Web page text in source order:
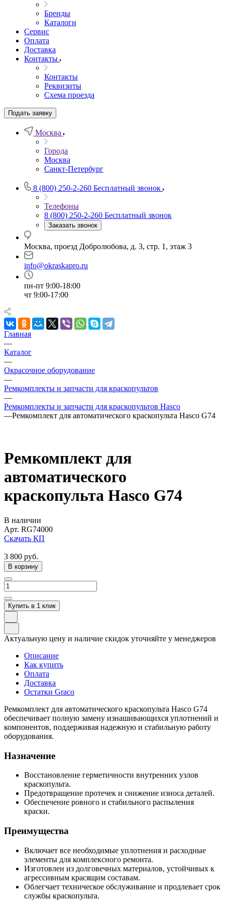
Бренды
Каталоги
Сервис
Оплата
Доставка
Контакты
Контакты
Реквизиты
Схема проезда
Подать заявку
Москва
Города
Москва
Санкт-Петербург
8 (800) 250-2-260 Бесплатный звонок
Телефоны
8 (800) 250-2-260 Бесплатный звонок
Заказать звонок
Москва, проезд Добролюбова, д. 3, стр. 1, этаж 3
info@okraskapro.ru
пн-пт 9:00-18:00
чт 9:00-17:00
Главная
—
Каталог
—
Окрасочное оборудование
—
Ремкомплекты и запчасти для краскопультов
—
Ремкомплекты и запчасти для краскопультов Hasco
—Ремкомплект для автоматического краскопульта Hasco G74
Ремкомплект для
автоматического
краскопульта Hasco G74
В наличии
Арт. RG74000
Скачать КП
3 800 руб.
В корзину
Купить в 1 клик
Актуальную цену и наличие скидок уточняйте у менеджеров
Описание
Как купить
Оплата
Доставка
Остатки Graco
Ремкомплект для автоматического краскопульта Hasco G74
обеспечивает полную замену изнашивающихся уплотнений и
компонентов, поддерживая надежную и стабильную работу
оборудования.
Назначение
Восстановление герметичности внутренних узлов
краскопульта.
Предотвращение протечек и снижение износа деталей.
Обеспечение ровного и стабильного распыления
краски.
Преимущества
Включает все необходимые уплотнения и расходные
элементы для комплексного ремонта.
Изготовлен из долговечных материалов, устойчивых к
агрессивным красящим составам.
Облегчает техническое обслуживание и продлевает срок
службы краскопульта.